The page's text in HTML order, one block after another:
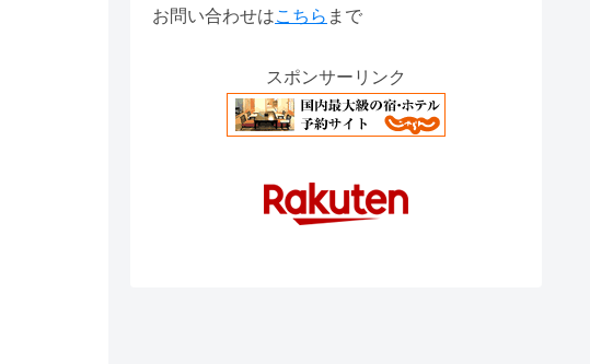
お問い合わせはこちら まで
スポンサーリンク